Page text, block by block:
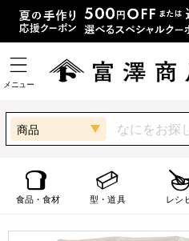
メニュー
商品
食品・食材 型・道具 レシ